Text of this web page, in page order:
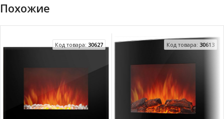
Похожие
Код товара: 30627 Код товара: 30613